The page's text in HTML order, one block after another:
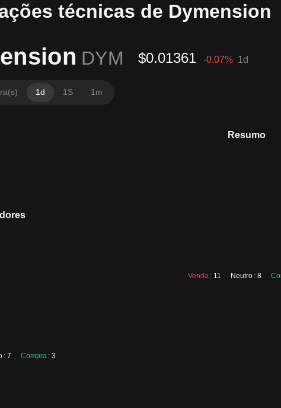
técnicas de Dymension
DYM $0.01361 -0.07% 1d
1d 1S 1m
Resumo
Venda : 11 Neutro : 8
: 7 Compra : 3